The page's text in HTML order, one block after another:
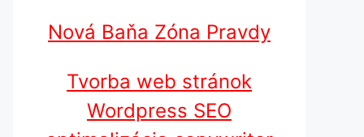
Nová Baňa Zóna Pravdy
Tvorba web stránok
Wordpress SEO